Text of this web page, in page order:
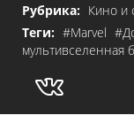
Рубрика: Кино и
Теги: #Marvel
мультивселенная